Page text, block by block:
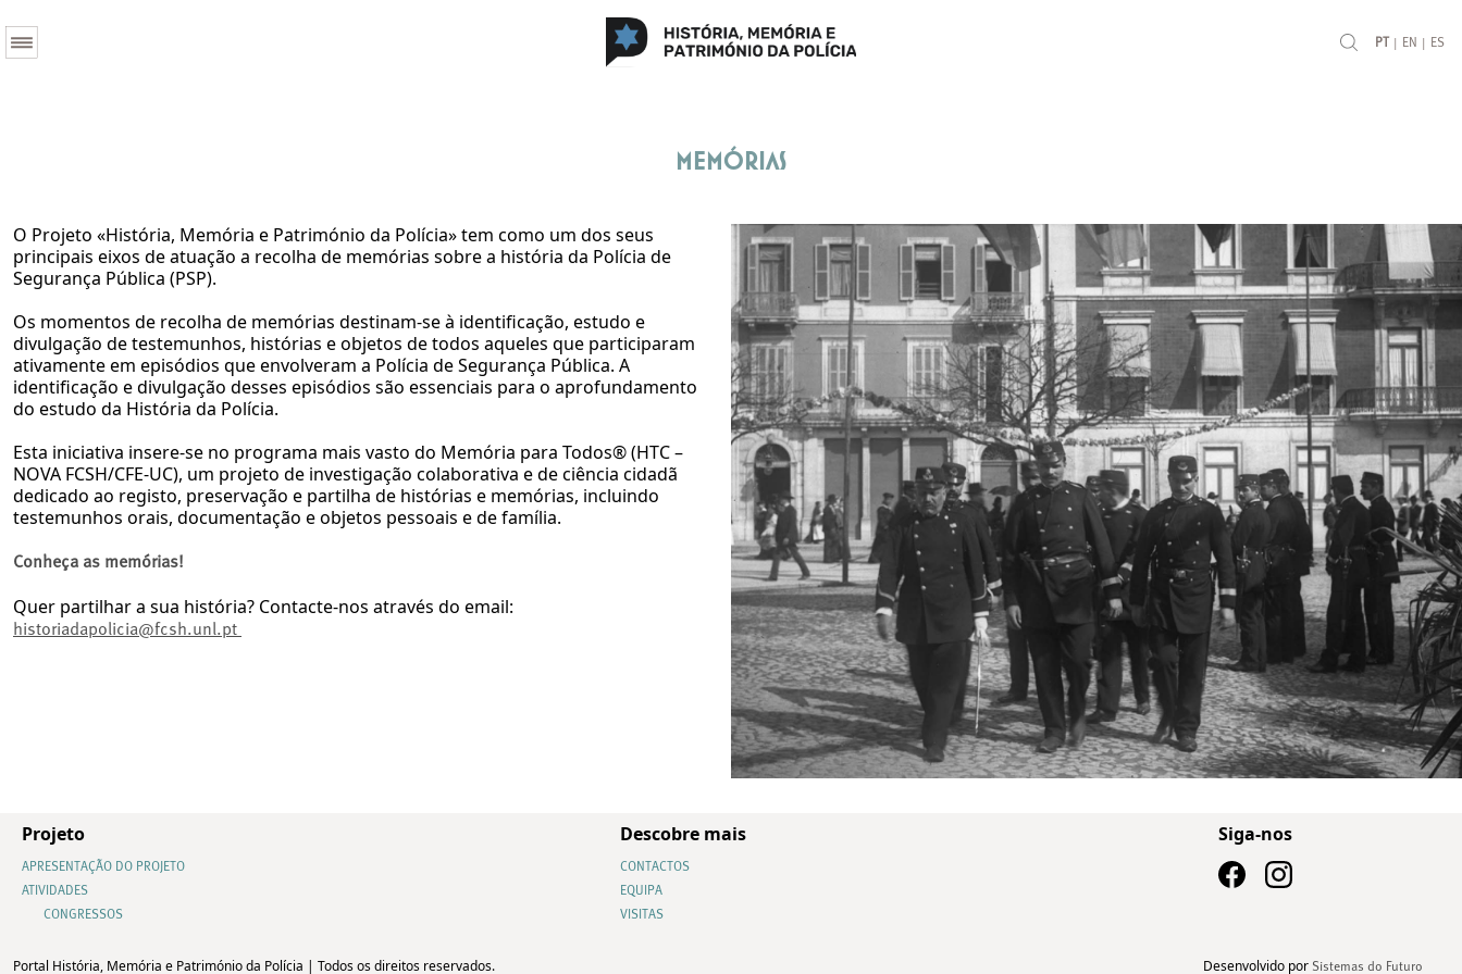
PT | EN | ES
Memórias
O Projeto «História, Memória e Património da Polícia» tem como um dos seus
principais eixos de atuação a recolha de memórias sobre a história da Polícia de
Segurança Pública (PSP).
Os momentos de recolha de memórias destinam-se à identificação, estudo e
divulgação de testemunhos, histórias e objetos de todos aqueles que participaram
ativamente em episódios que envolveram a Polícia de Segurança Pública. A
identificação e divulgação desses episódios são essenciais para o aprofundamento
do estudo da História da Polícia.
Esta iniciativa insere-se no programa mais vasto do Memória para Todos® (HTC –
NOVA FCSH/CFE-UC), um projeto de investigação colaborativa e de ciência cidadã
dedicado ao registo, preservação e partilha de histórias e memórias, incluindo
testemunhos orais, documentação e objetos pessoais e de família.
Conheça as memórias!
Quer partilhar a sua história? Contacte-nos através do email:
historiadapolicia@fcsh.unl.pt
Projeto
APRESENTAÇÃO DO PROJETO
ATIVIDADES
CONGRESSOS
Descobre mais
CONTACTOS
EQUIPA
VISITAS
Siga-nos
Portal História, Memória e Património da Polícia | Todos os direitos reservados. Desenvolvido por Sistemas do Futuro